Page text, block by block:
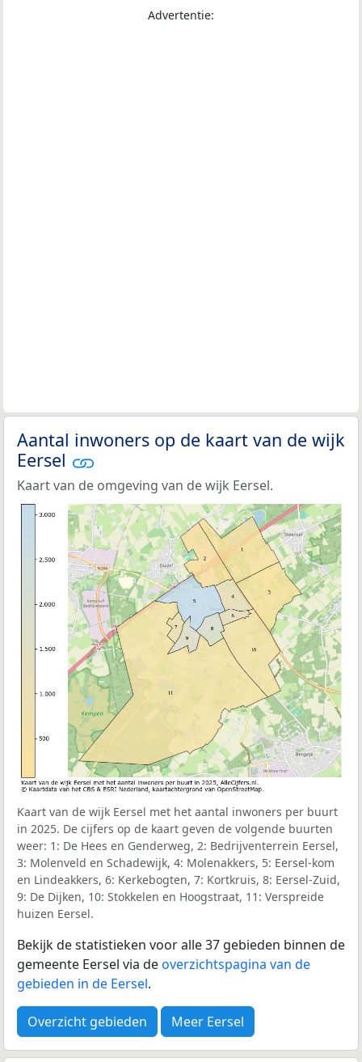
Advertentie:
Aantal inwoners op de kaart van de wijk
Eersel
Kaart van de omgeving van de wijk Eersel.
Kaart van de wijk Eersel met het aantal inwoners per buurt
in 2025. De cijfers op de kaart geven de volgende buurten
weer: 1: De Hees en Genderweg, 2: Bedrijventerrein Eersel,
3: Molenveld en Schadewijk, 4: Molenakkers, 5: Eersel-kom
en Lindeakkers, 6: Kerkebogten, 7: Kortkruis, 8: Eersel-Zuid,
9: De Dijken, 10: Stokkelen en Hoogstraat, 11: Verspreide
huizen Eersel.
Bekijk de statistieken voor alle 37 gebieden binnen de
gemeente Eersel via deoverzichtspagina van de
gebieden in de Eersel.
Overzicht gebieden Meer Eersel